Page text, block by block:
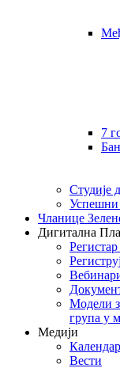
7
Студије
Успешни
Чланице
Дигитална
Модели
група у
Медији
Вести